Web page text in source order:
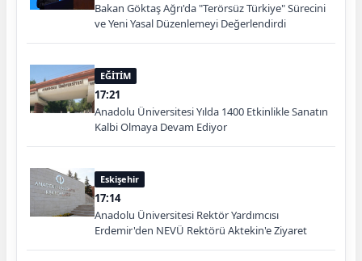
Bakan Göktaş Ağrı'da "Terörsüz Türkiye" Sürecini
ve Yeni Yasal Düzenlemeyi Değerlendirdi
EĞİTİM
17:21
Anadolu Üniversitesi Yılda 1400 Etkinlikle Sanatın
Kalbi Olmaya Devam Ediyor
Eskişehir
17:14
Anadolu Üniversitesi Rektör Yardımcısı
Erdemir'den NEVÜ Rektörü Aktekin'e Ziyaret